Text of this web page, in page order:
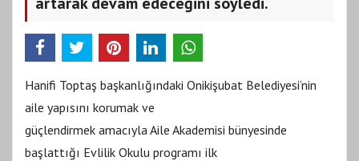
Hanifi Toptaş başkanlığındaki Onikişubat Belediyesi’nin
aile yapısını korumak ve
güçlendirmek amacıyla Aile Akademisi bünyesinde
başlattığı Evlilik Okulu programı ilk